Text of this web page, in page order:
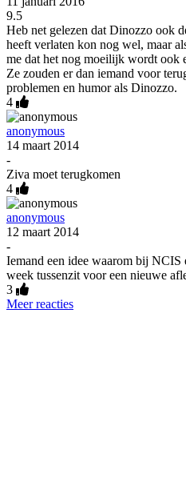
9.5
Heb net gelezen dat Dinozzo ook
heeft verlaten kon nog wel, maar
me dat het nog moeilijk wordt ook
Ze zouden er dan iemand voor
problemen en humor als Dinozzo.
4
anonymous
14 maart 2014
-
Ziva moet terugkomen
4
anonymous
12 maart 2014
-
Iemand een idee waarom bij
week tussenzit voor een nieuwe
3
Meer reacties